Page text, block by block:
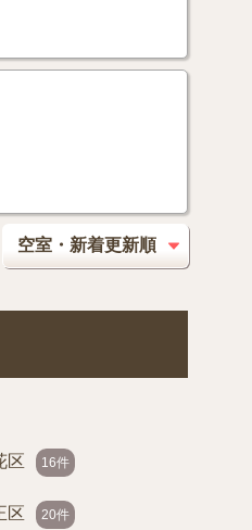
区 16件
区 20件